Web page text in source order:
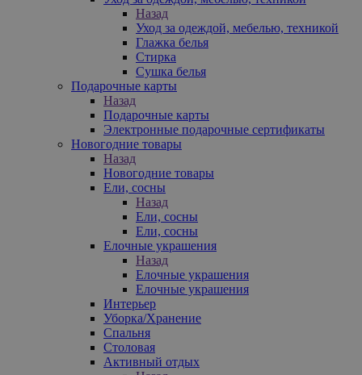
Назад
Уход за одеждой, мебелью, техникой
Глажка белья
Стирка
Сушка белья
Подарочные карты
Назад
Подарочные карты
Электронные подарочные сертификаты
Новогодние товары
Назад
Новогодние товары
Ели, сосны
Назад
Ели, сосны
Ели, сосны
Елочные украшения
Назад
Елочные украшения
Елочные украшения
Интерьер
Уборка/Хранение
Спальня
Столовая
Активный отдых